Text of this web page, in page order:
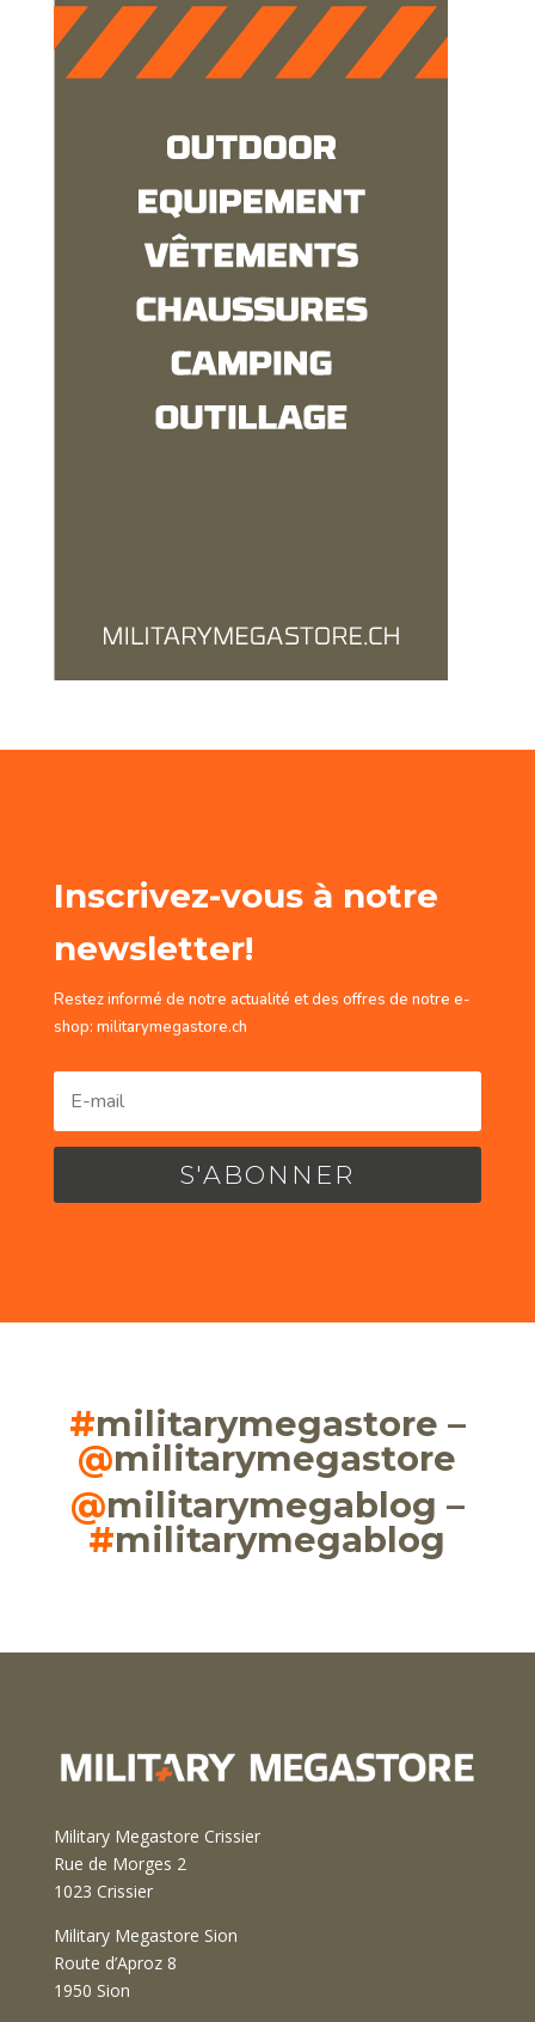
Inscrivez-vous à notre
newsletter!
Restez informé de notre actualité et des offres de notre e-
shop: militarymegastore.ch
S'ABONNER
#militarymegastore –
@militarymegastore
@militarymegablog –
#militarymegablog
Military Megastore Crissier
Rue de Morges 2
1023 Crissier
Military Megastore Sion
Route d’Aproz 8
1950 Sion